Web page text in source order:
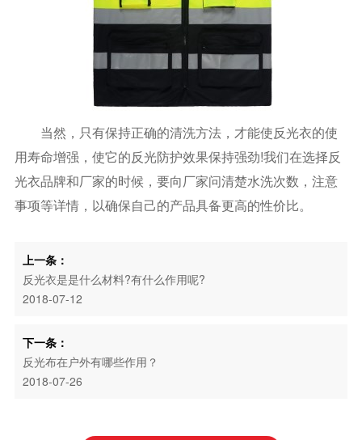
当然，只有保持正确的清洗方法，才能使反光衣的使
用寿命增强，使它的反光防护效果保持强劲!我们在选择反
光衣品牌和厂家的时候，要向厂家问清楚水洗次数，注意
事项等详情，以确保自己的产品具备更高的性价比。
上一条：
反光衣是是什么材料?有什么作用呢?
2018-07-12
下一条：
反光布在户外有哪些作用？
2018-07-26